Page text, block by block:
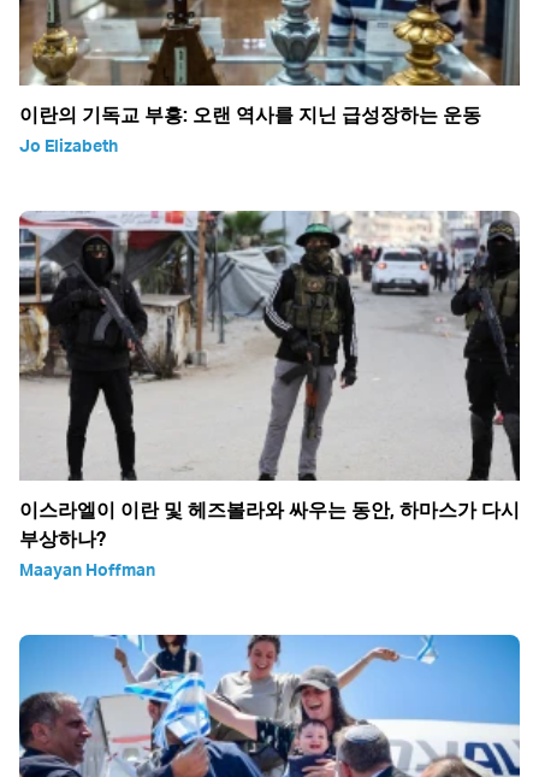
이란의 기독교 부흥: 오랜 역사를 지닌 급성장하는 운동
Jo Elizabeth
이스라엘이 이란 및 헤즈볼라와 싸우는 동안, 하마스가 다시
부상하나?
Maayan Hoffman